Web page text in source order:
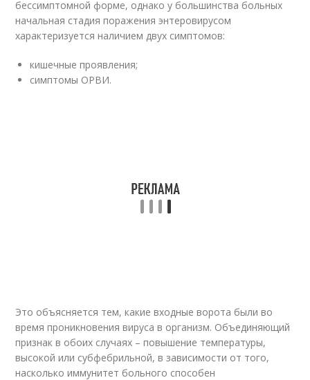
бессимптомной форме, однако у большинства больных
начальная стадия поражения энтеровирусом
характеризуется наличием двух симптомов:
кишечные проявления;
симптомы ОРВИ.
Это объясняется тем, какие входные ворота были во
время проникновения вируса в организм. Объединяющий
признак в обоих случаях – повышение температуры,
высокой или субфебрильной, в зависимости от того,
насколько иммунитет больного способен